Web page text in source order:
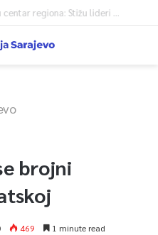
brojni
469 1 minute read